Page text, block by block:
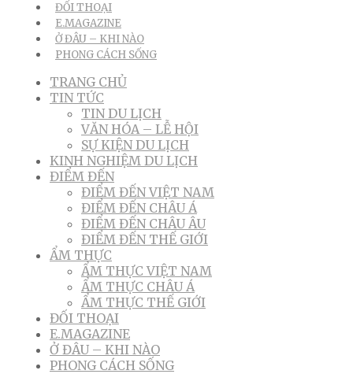
ĐỐI THOẠI
E.MAGAZINE
Ở ĐÂU – KHI NÀO
PHONG CÁCH SỐNG
TRANG CHỦ
TIN TỨC
TIN DU LỊCH
VĂN HÓA – LỄ HỘI
SỰ KIỆN DU LỊCH
KINH NGHIỆM DU LỊCH
ĐIỂM ĐẾN
ĐIỂM ĐẾN VIỆT NAM
ĐIỂM ĐẾN CHÂU Á
ĐIỂM ĐẾN CHÂU ÂU
ĐIỂM ĐẾN THẾ GIỚI
ẨM THỰC
ẨM THỰC VIỆT NAM
ẨM THỰC CHÂU Á
ẨM THỰC THẾ GIỚI
ĐỐI THOẠI
E.MAGAZINE
Ở ĐÂU – KHI NÀO
PHONG CÁCH SỐNG